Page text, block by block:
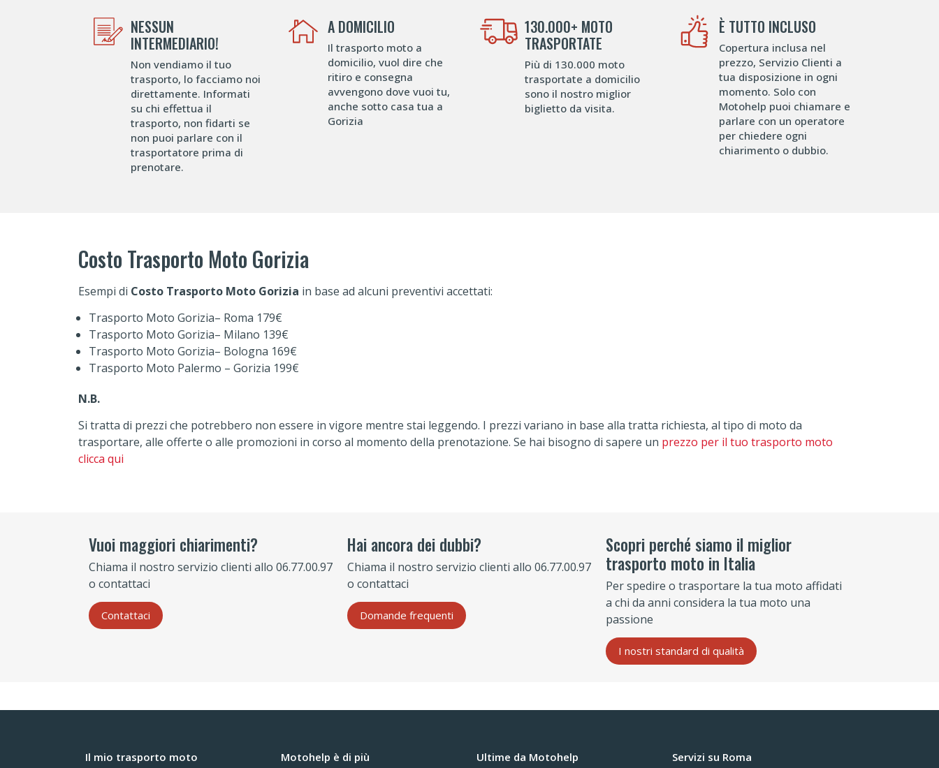
NESSUN
INTERMEDIARIO!
Non vendiamo il tuo
trasporto, lo facciamo noi
direttamente. Informati
su chi effettua il
trasporto, non fidarti se
non puoi parlare con il
trasportatore prima di
prenotare.
A DOMICILIO
Il trasporto moto a
domicilio, vuol dire che
ritiro e consegna
avvengono dove vuoi tu,
anche sotto casa tua a
Gorizia
130.000+ MOTO
TRASPORTATE
Più di 130.000 moto
trasportate a domicilio
sono il nostro miglior
biglietto da visita.
È TUTTO INCLUSO
Copertura inclusa nel
prezzo, Servizio Clienti a
tua disposizione in ogni
momento. Solo con
Motohelp puoi chiamare e
parlare con un operatore
per chiedere ogni
chiarimento o dubbio.
Costo Trasporto Moto Gorizia
Esempi di Costo Trasporto Moto Gorizia in base ad alcuni preventivi accettati:
Trasporto Moto Gorizia– Roma 179€
Trasporto Moto Gorizia– Milano 139€
Trasporto Moto Gorizia– Bologna 169€
Trasporto Moto Palermo – Gorizia 199€
N.B.
Si tratta di prezzi che potrebbero non essere in vigore mentre stai leggendo. I prezzi variano in base alla tratta richiesta, al tipo di moto da
trasportare, alle offerte o alle promozioni in corso al momento della prenotazione. Se hai bisogno di sapere un prezzo per il tuo trasporto moto
clicca qui
Vuoi maggiori chiarimenti?
Chiama il nostro servizio clienti allo 06.77.00.97
o contattaci
Contattaci
Hai ancora dei dubbi?
Chiama il nostro servizio clienti allo 06.77.00.97
o contattaci
Domande frequenti
Scopri perché siamo il miglior
trasporto moto in Italia
Per spedire o trasportare la tua moto affidati
a chi da anni considera la tua moto una
passione
I nostri standard di qualità
Il mio trasporto moto Motohelp è di più Ultime da Motohelp Servizi su Roma